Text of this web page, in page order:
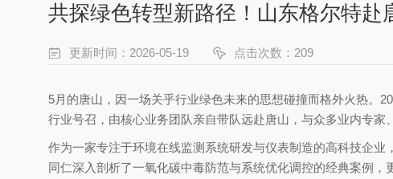
共探绿色转型新路径！山东格尔特
更新时间：2026-05-19 点击次数：209
5月的唐山，因一场关乎行业绿色未来的思想碰撞而格外火热。
行业号召，由核心业务团队亲自带队远赴唐山，与众多业内专家
作为一家专注于环境在线监测系统研发与仪表制造的高科技企
同仁深入剖析了一氧化碳中毒防范与系统优化调控的经典案例